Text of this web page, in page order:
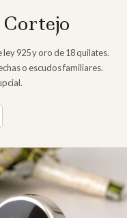
925 y oro de 18 quilates.
o escudos familiares.